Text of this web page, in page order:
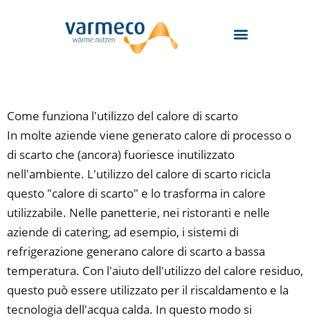
Come funziona l'utilizzo del calore di scarto
In molte aziende viene generato calore di processo o
di scarto che (ancora) fuoriesce inutilizzato
nell'ambiente. L'utilizzo del calore di scarto ricicla
questo "calore di scarto" e lo trasforma in calore
utilizzabile. Nelle panetterie, nei ristoranti e nelle
aziende di catering, ad esempio, i sistemi di
refrigerazione generano calore di scarto a bassa
temperatura. Con l'aiuto dell'utilizzo del calore residuo,
questo può essere utilizzato per il riscaldamento e la
tecnologia dell'acqua calda. In questo modo si